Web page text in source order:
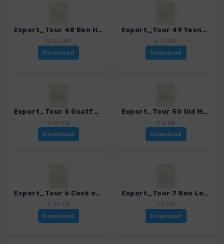
Export_Tour 48 Ben Hope_4001_4.gpx
10.92 KB
Download
Export_Tour 49 Yesnaby_4001_4.gpx
8.21 KB
Download
Export_Tour 5 Goatfell_4001_4.gpx
9.49 KB
Download
Export_Tour 50 Old Man of Hoy_4001_4.gpx
9.6 KB
Download
Export_Tour 6 Cock of Arran_4001_4.gpx
5.41 KB
Download
Export_Tour 7 Ben Lomond_4001_4.gpx
7.3 KB
Download